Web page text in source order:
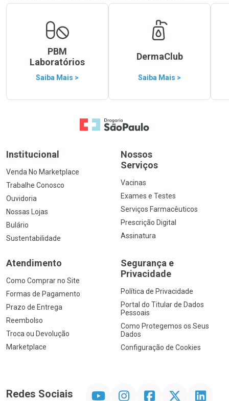
PBM
Laboratórios
Saiba Mais >
DermaClub
Saiba Mais >
Ir para a Home
Institucional
Venda No Marketplace
Trabalhe Conosco
Ouvidoria
Nossas Lojas
Bulário
Sustentabilidade
Nossos
Serviços
Vacinas
Exames e Testes
Serviços Farmacêuticos
Prescrição Digital
Assinatura
Atendimento
Como Comprar no Site
Formas de Pagamento
Prazo de Entrega
Reembolso
Troca ou Devolução
Marketplace
Segurança e
Privacidade
Política de Privacidade
Portal do Titular de Dados
Pessoais
Como Protegemos os Seus
Dados
Configuração de Cookies
Redes Sociais InstagramFacebookTwitter Linkedin